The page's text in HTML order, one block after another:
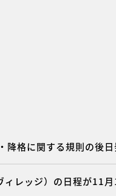
降格に関する規則の後
レッジ）の日程が11